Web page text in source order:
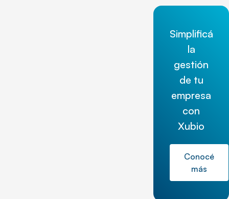
Simplificá
la
gestión
de tu
empresa
con
Xubio
Conocé
más